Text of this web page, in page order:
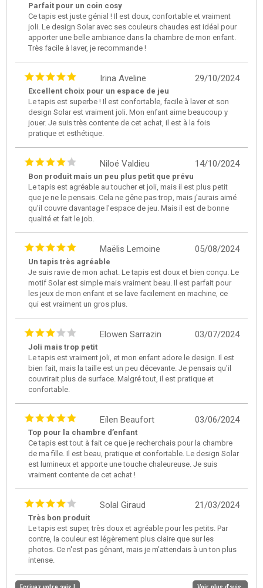
Parfait pour un coin cosy
Ce tapis est juste génial ! Il est doux, confortable et vraiment
joli. Le design Solar avec ses couleurs chaudes est idéal pour
apporter une belle ambiance dans la chambre de mon enfant.
Très facile à laver, je recommande !
29/10/2024
Irina Aveline
Excellent choix pour un espace de jeu
Le tapis est superbe ! Il est confortable, facile à laver et son
design Solar est vraiment joli. Mon enfant aime beaucoup y
jouer. Je suis très contente de cet achat, il est à la fois
pratique et esthétique.
14/10/2024
Niloé Valdieu
Bon produit mais un peu plus petit que prévu
Le tapis est agréable au toucher et joli, mais il est plus petit
que je ne le pensais. Cela ne gêne pas trop, mais j'aurais aimé
qu'il couvre davantage l'espace de jeu. Mais il est de bonne
qualité et fait le job.
05/08/2024
Maëlis Lemoine
Un tapis très agréable
Je suis ravie de mon achat. Le tapis est doux et bien conçu. Le
motif Solar est simple mais vraiment beau. Il est parfait pour
les jeux de mon enfant et se lave facilement en machine, ce
qui est vraiment un gros plus.
03/07/2024
Elowen Sarrazin
Joli mais trop petit
Le tapis est vraiment joli, et mon enfant adore le design. Il est
bien fait, mais la taille est un peu décevante. Je pensais qu'il
couvrirait plus de surface. Malgré tout, il est pratique et
confortable.
03/06/2024
Eïlen Beaufort
Top pour la chambre d’enfant
Ce tapis est tout à fait ce que je recherchais pour la chambre
de ma fille. Il est beau, pratique et confortable. Le design Solar
est lumineux et apporte une touche chaleureuse. Je suis
vraiment contente de cet achat !
21/03/2024
Solal Giraud
Très bon produit
Le tapis est super, très doux et agréable pour les petits. Par
contre, la couleur est légèrement plus claire que sur les
photos. Ce n'est pas gênant, mais je m’attendais à un ton plus
intense.